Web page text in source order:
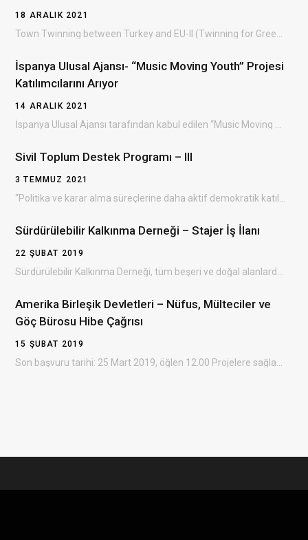
18 ARALIK 2021
İspanya Ulusal Ajansı- “Music Moving Youth” Projesi
Katılımcılarını Arıyor
14 ARALIK 2021
Sivil Toplum Destek Programı – III
3 TEMMUZ 2021
Sürdürülebilir Kalkınma Derneği – Stajer İş İlanı
22 ŞUBAT 2019
Amerika Birleşik Devletleri – Nüfus, Mülteciler ve
Göç Bürosu Hibe Çağrısı
15 ŞUBAT 2019